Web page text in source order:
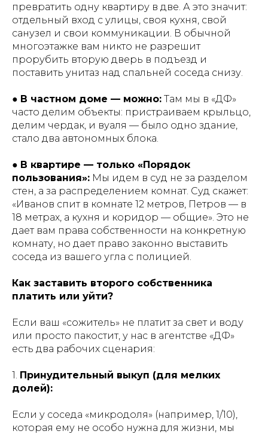
превратить одну квартиру в две. А это значит:
отдельный вход с улицы, своя кухня, свой
санузел и свои коммуникации. В обычной
многоэтажке вам никто не разрешит
прорубить вторую дверь в подъезд и
поставить унитаз над спальней соседа снизу.
● В частном доме — можно: Там мы в «ДФ»
часто делим объекты: пристраиваем крыльцо,
делим чердак, и вуаля — было одно здание,
стало два автономных блока.
● В квартире — только «Порядок
пользования»: Мы идем в суд не за разделом
стен, а за распределением комнат. Суд скажет:
«Иванов спит в комнате 12 метров, Петров — в
18 метрах, а кухня и коридор — общие». Это не
дает вам права собственности на конкретную
комнату, но дает право законно выставить
соседа из вашего угла с полицией.
Как заставить второго собственника
платить или уйти?
Если ваш «сожитель» не платит за свет и воду
или просто пакостит, у нас в агентстве «ДФ»
есть два рабочих сценария:
1. Принудительный выкуп (для мелких
долей):
Если у соседа «микродоля» (например, 1/10),
которая ему не особо нужна для жизни, мы